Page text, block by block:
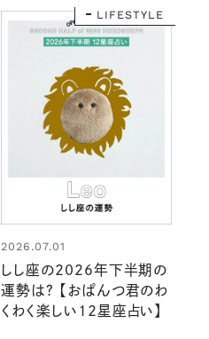
LIFESTYLE
2026.07.01
しし座の2026年下半期の
運勢は？ 【おぱんつ君のわ
くわく楽しい12星座占い】